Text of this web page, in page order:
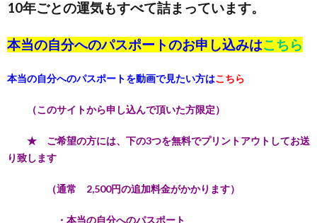
10年ごとの運気もすべて詰まっています。
本当の自分へのパスポートのお申し込みはこちら
本当の自分へのパスポートを動画で見たい方はこちら
（このサイトから申し込んで頂いた方限定）
★ ご希望の方には、下の3つを無料でプリントアウトしてお送
り致します
（通常 2,500円の追加料金がかかります）
・本当の自分へのパスポート